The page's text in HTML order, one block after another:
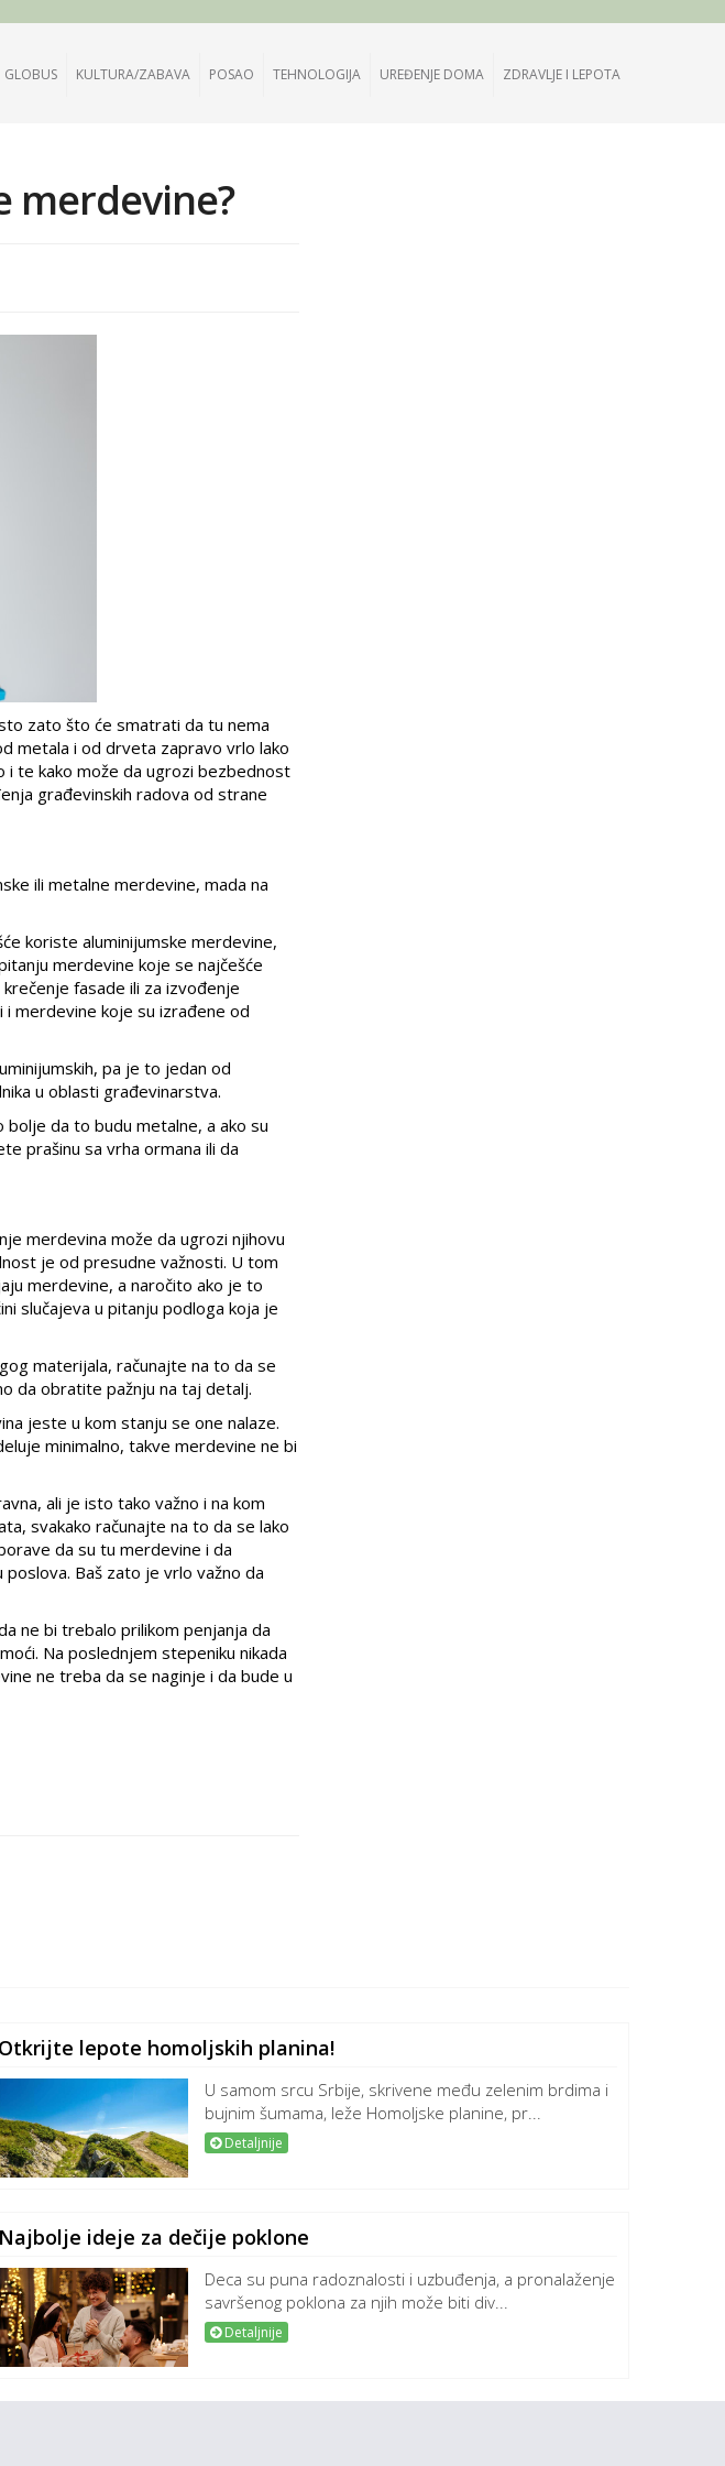
GLOBUS KULTURA/ZABAVA POSAO TEHNOLOGIJA UREĐENJE DOMA ZDRAVLJE I LEPOTA
merdevine?
zato što će smatrati da tu nema
metala i od drveta zapravo vrlo lako
i te kako može da ugrozi bezbednost
građevinskih radova od strane
ili metalne merdevine, mada na
koriste aluminijumske merdevine,
merdevine koje se najčešće
fasade ili za izvođenje
i merdevine koje su izrađene od
pa je to jedan od
u oblasti građevinarstva.
da to budu metalne, a ako su
prašinu sa vrha ormana ili da
merdevina može da ugrozi njihovu
je od presudne važnosti. U tom
merdevine, a naročito ako je to
slučajeva u pitanju podloga koja je
materijala, računajte na to da se
da obratite pažnju na taj detalj.
jeste u kom stanju se one nalaze.
minimalno, takve merdevine ne bi
ali je isto tako važno i na kom
svakako računajte na to da se lako
da su tu merdevine i da
Baš zato je vrlo važno da
ne bi trebalo prilikom penjanja da
Na poslednjem stepeniku nikada
ne treba da se naginje i da bude u
Otkrijte lepote homoljskih planina!
U samom srcu Srbije, skrivene među zelenim brdima i
bujnim šumama, leže Homoljske planine, pr...
Detaljnije
Najbolje ideje za dečije poklone
Deca su puna radoznalosti i uzbuđenja, a pronalaženje
savršenog poklona za njih može biti div...
Detaljnije